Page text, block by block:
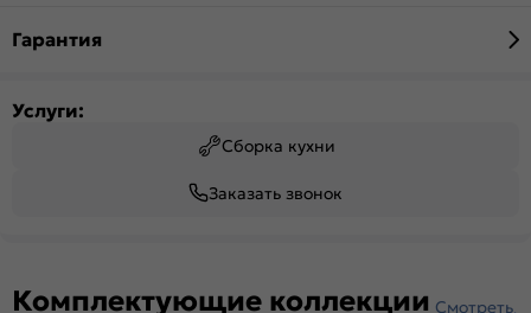
Гарантия
Услуги:
Сборка кухни
Заказать звонок
Комплектующие коллекции Смотреть